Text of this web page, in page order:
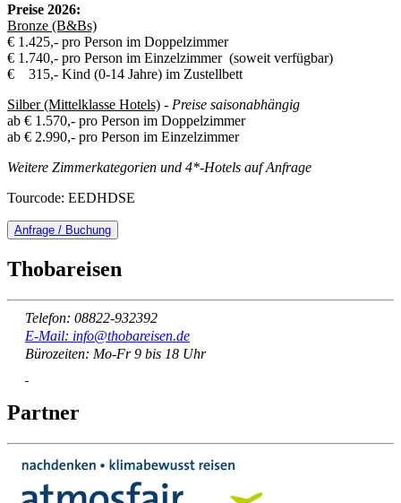
Preise 2026:
Bronze (B&Bs)
€ 1.425,- pro Person im Doppelzimmer
€ 1.740,- pro Person im Einzelzimmer (soweit verfügbar)
€ 315,- Kind (0-14 Jahre) im Zustellbett
Silber (Mittelklasse Hotels) - Preise saisonabhängig
ab € 1.570,- pro Person im Doppelzimmer
ab € 2.990,- pro Person im Einzelzimmer
Weitere Zimmerkategorien und 4*-Hotels auf Anfrage
Tourcode: EEDHDSE
Anfrage / Buchung
Thobareisen
Telefon: 08822-932392
E-Mail: info@thobareisen.de
Bürozeiten: Mo-Fr 9 bis 18 Uhr
Partner